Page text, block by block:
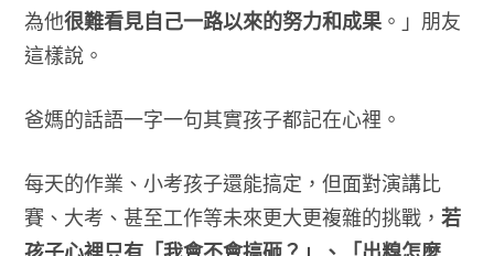
為他很難看見自己一路以來的努力和成果。」朋友
這樣說。
爸媽的話語一字一句其實孩子都記在心裡。
每天的作業、小考孩子還能搞定，但面對演講比
賽、大考、甚至工作等未來更大更複雜的挑戰， 若